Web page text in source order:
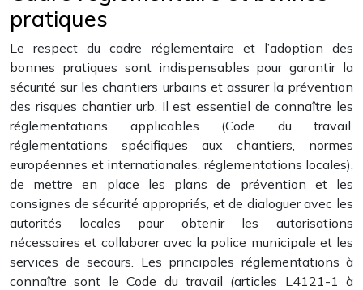
pratiques
Le respect du cadre réglementaire et l’adoption des
bonnes pratiques sont indispensables pour garantir la
sécurité sur les chantiers urbains et assurer la prévention
des risques chantier urb. Il est essentiel de connaître les
réglementations applicables (Code du travail,
réglementations spécifiques aux chantiers, normes
européennes et internationales, réglementations locales),
de mettre en place les plans de prévention et les
consignes de sécurité appropriés, et de dialoguer avec les
autorités locales pour obtenir les autorisations
nécessaires et collaborer avec la police municipale et les
services de secours. Les principales réglementations à
connaître sont le Code du travail (articles L4121-1 à